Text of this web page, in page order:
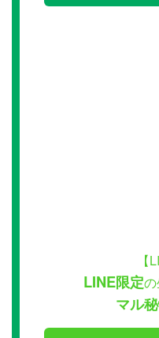
【
LINE限定
マル